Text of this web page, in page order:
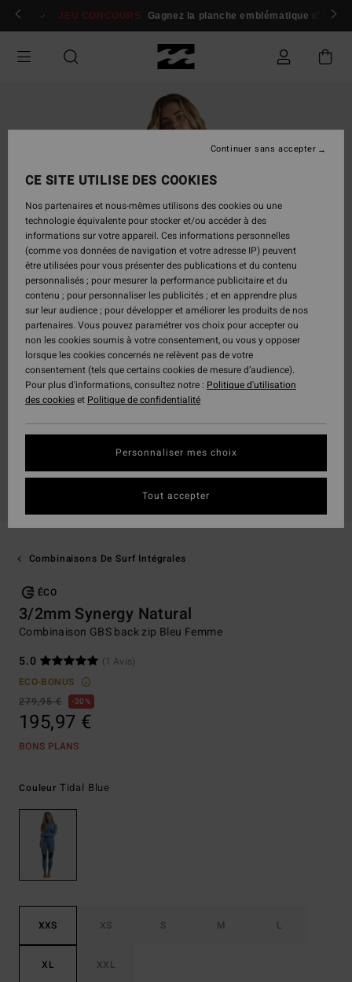
Passer
Se connecter / s'inscrire
JEU CONCOURS Gagnez la planche emblématique d'Andy
Combinaisons De Surf Intégrales
ÉCO
3/2mm Synergy Natural
Combinaison GBS back zip Bleu Femme
5.0
(1 Avis)
ECO-BONUS
279,95 €
30%
195,97 €
BONS PLANS
Couleur Tidal Blue
XXS XS S M L
XL XXL
CE SITE UTILISE DES COOKIES
Nos partenaires et nous-mêmes utilisons des cookies ou une
technologie équivalente pour stocker et/ou accéder à des
informations sur votre appareil. Ces informations personnelles
(comme vos données de navigation et votre adresse IP) peuvent
être utilisées pour vous présenter des publications et du contenu
personnalisés ; pour mesurer la performance publicitaire et du
contenu ; pour personnaliser les publicités ; et en apprendre plus
sur leur audience ; pour développer et améliorer les produits de nos
partenaires. Vous pouvez paramétrer vos choix pour accepter ou
non les cookies soumis à votre consentement, ou vous y opposer
lorsque les cookies concernés ne relèvent pas de votre
consentement (tels que certains cookies de mesure d’audience).
Pour plus d'informations, consultez notre : Politique d'utilisation
des cookieset Politique de confidentialité
Personnaliser mes choix
Continuer sans accepter
Tout accepter